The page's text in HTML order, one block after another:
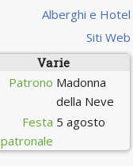
Alberghi e Hotel
Siti Web
Varie
Patrono Madonna
della Neve
Festa
patronale
5 agosto